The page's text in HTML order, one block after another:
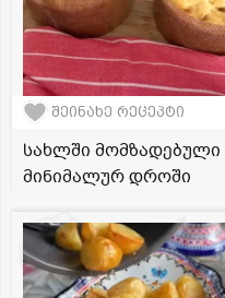
შეინახე რეცეპტი
სახლში მომზადებული
მინიმალურ დროში